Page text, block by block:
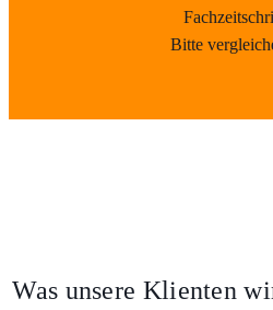
Bitte
Was unsere Klienten